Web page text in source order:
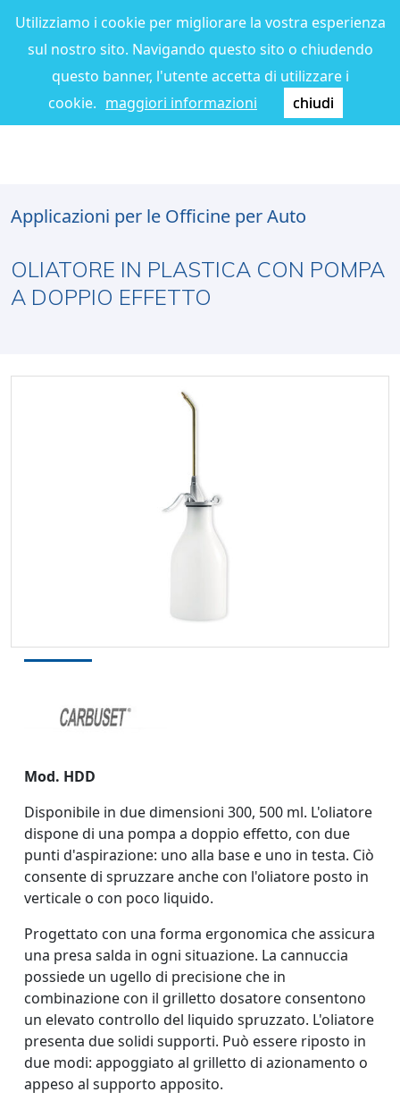
Utilizziamo i cookie per migliorare la vostra esperienza
sul nostro sito. Navigando questo sito o chiudendo
questo banner, l'utente accetta di utilizzare i
cookie. maggiori informazioni chiudi
Applicazioni per le Officine per Auto
OLIATORE IN PLASTICA CON POMPA
A DOPPIO EFFETTO
Mod. HDD
Disponibile in due dimensioni 300, 500 ml. L'oliatore
dispone di una pompa a doppio effetto, con due
punti d'aspirazione: uno alla base e uno in testa. Ciò
consente di spruzzare anche con l'oliatore posto in
verticale o con poco liquido.
Progettato con una forma ergonomica che assicura
una presa salda in ogni situazione. La cannuccia
possiede un ugello di precisione che in
combinazione con il grilletto dosatore consentono
un elevato controllo del liquido spruzzato. L'oliatore
presenta due solidi supporti. Può essere riposto in
due modi: appoggiato al grilletto di azionamento o
appeso al supporto apposito.